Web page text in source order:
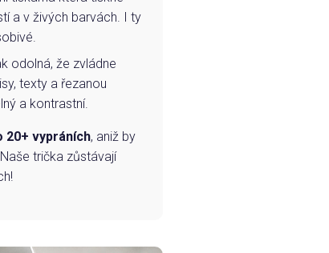
a v živých barvách. I ty
odolná, že zvládne
texty a řezanou
a kontrastní.
20+ vypráních, aniž by
trička zůstávají